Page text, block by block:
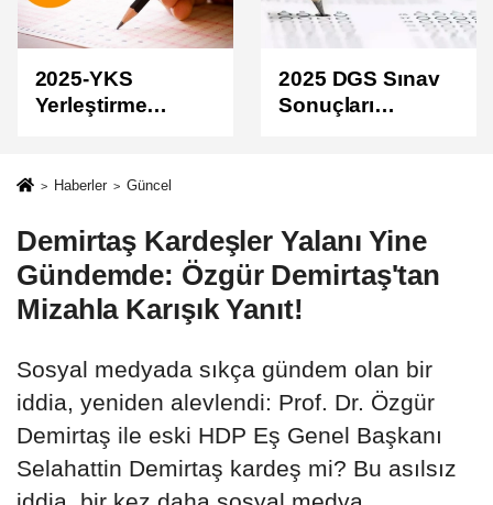
2025-YKS
Yerleştirme
Sonuçlar
Açıldı
2025 DGS Sınav
Sonuçları
Haberler Güncel
Demirtaş Kardeşler Yalanı Yine
Gündemde: Özgür Demirtaş'tan
Mizahla Karışık Yanıt!
Sosyal medyada sıkça gündem olan bir
iddia, yeniden alevlendi: Prof. Dr. Özgür
Demirtaş ile eski HDP Eş Genel Başkanı
Selahattin Demirtaş kardeş mi? Bu asılsız